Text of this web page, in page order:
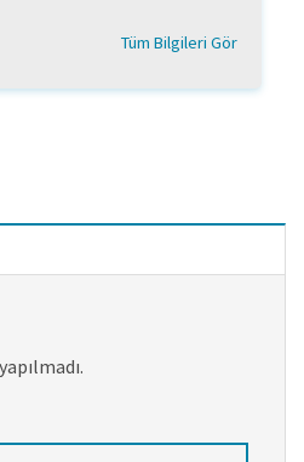
Tüm Bilgileri Gör